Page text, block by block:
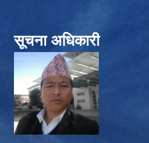
सूचना अधिकारी